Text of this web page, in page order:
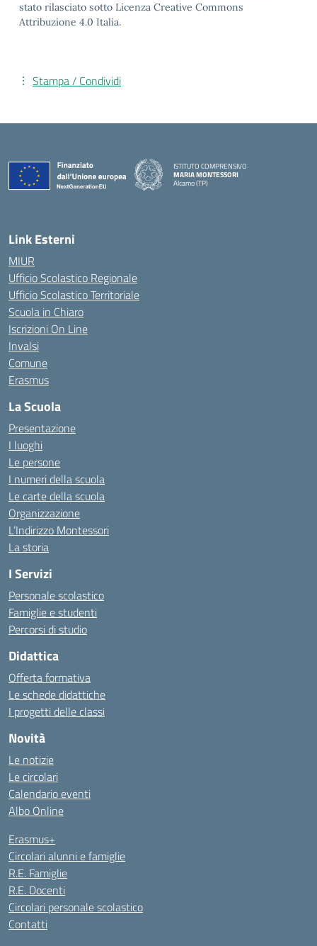
stato rilasciato sotto Licenza Creative Commons
Attribuzione 4.0 Italia.
Stampa / Condividi
ISTITUTO COMPRENSIVO
MARIA MONTESSORI
Alcamo (TP)
Link Esterni
MIUR
Ufficio Scolastico Regionale
Ufficio Scolastico Territoriale
Scuola in Chiaro
Iscrizioni On Line
Invalsi
Comune
Erasmus
La Scuola
Presentazione
I luoghi
Le persone
I numeri della scuola
Le carte della scuola
Organizzazione
L’Indirizzo Montessori
La storia
I Servizi
Personale scolastico
Famiglie e studenti
Percorsi di studio
Didattica
Offerta formativa
Le schede didattiche
I progetti delle classi
Novità
Le notizie
Le circolari
Calendario eventi
Albo Online
Erasmus+
Circolari alunni e famiglie
R.E. Famiglie
R.E. Docenti
Circolari personale scolastico
Contatti